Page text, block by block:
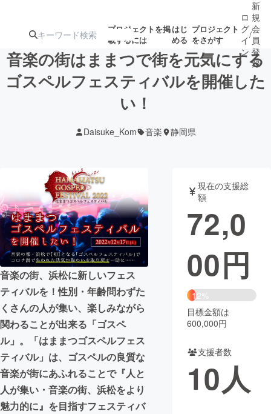
プロジェクトを掲
載するには
はじ
める
プロジェクト
をさがす
注目の新着プロ
テクノロジー・ガジェット
映像・映画 書籍・雑誌
ビジネス・起業 チャレンジ
まちづくり・地域活性化
CAMPFIRE for Social Good
CAMPFIRE Creation
CAMPFIREふるさと納税
コミュニティ
ロ
グ
イ
ン
/
新
規
会
員
登
録
音楽の街はままつで街を元気にする
ゴスペルフェスティバルを開催した
い！
Daisuke_Kom 音楽 静岡県
音楽の街、浜松に新しいフェス
ティバルを！性別・年齢問わずた
くさんの人が集い、楽しみながら
関わることが出来る「ゴスペ
ル」。「はままつゴスペルフェス
ティバル」は、ゴスペルの良質な
音楽が街にあふれることで『人と
人が集い・音楽の街、浜松をより
魅力的に』を目指すフェスティバ
現在の支援総
額
72,0
00円
12%
目標金額は
600,000円
支援者数
10人